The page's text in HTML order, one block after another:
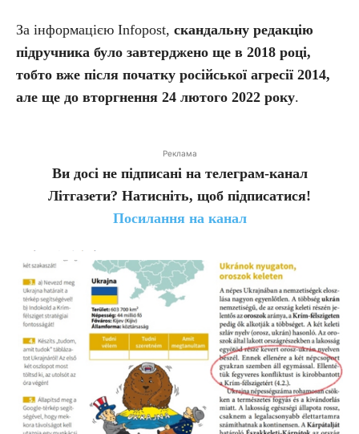
За інформацією Infopost, скандальну редакцію
підручника було завтерджено ще в 2018 році,
тобто вже після початку російської агресії 2014,
але ще до вторгнення 24 лютого 2022 року.
Реклама
Ви досі не підписані на телеграм-канал
Літгазети? Натисніть, щоб підписатися!
Посилання на канал